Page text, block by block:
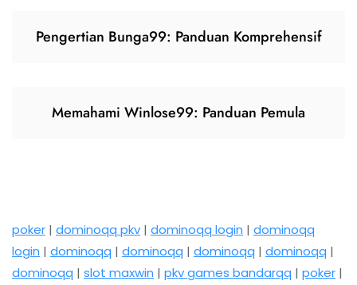
Pengertian Bunga99: Panduan Komprehensif
Memahami Winlose99: Panduan Pemula
poker | dominoqq pkv | dominoqq login | dominoqq
login | dominoqq | dominoqq | dominoqq | dominoqq |
dominoqq | slot maxwin | pkv games bandarqq | poker |